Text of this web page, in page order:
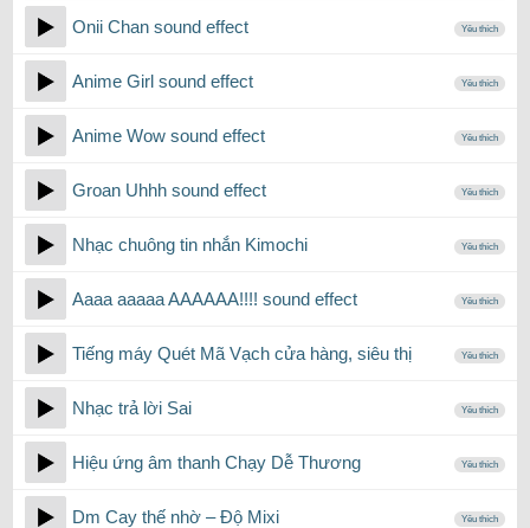
Onii Chan sound effect Yêu thích
Anime Girl sound effect Yêu thích
Anime Wow sound effect Yêu thích
Groan Uhhh sound effect Yêu thích
Nhạc chuông tin nhắn Kimochi Yêu thích
Aaaa aaaaa AAAAAA!!!! sound effect Yêu thích
Tiếng máy Quét Mã Vạch cửa hàng, siêu thị Yêu thích
Nhạc trả lời Sai Yêu thích
Hiệu ứng âm thanh Chạy Dễ Thương Yêu thích
Dm Cay thế nhờ – Độ Mixi Yêu thích